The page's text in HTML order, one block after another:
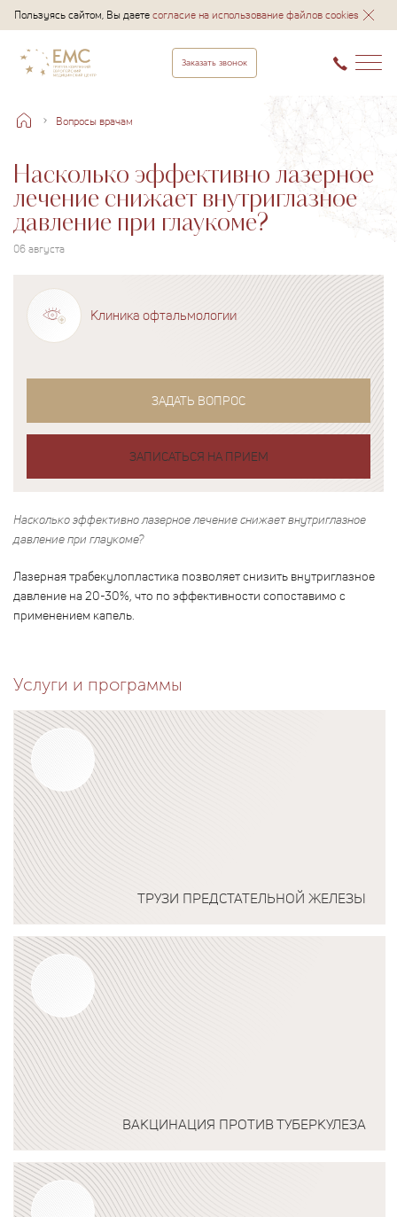
Пользуясь сайтом, Вы даетесогласие на использование файлов cookies
Заказать звонок
Вопросы врачам
Насколько эффективно лазерное
лечение снижает внутриглазное
давление при глаукоме?
06 августа
Клиника офтальмологии
ЗАДАТЬ ВОПРОС
ЗАПИСАТЬСЯ НА ПРИЕМ
Насколько эффективно лазерное лечение снижает внутриглазное
давление при глаукоме?
Лазерная трабекулопластика позволяет снизить внутриглазное
давление на 20-30%, что по эффективности сопоставимо с
применением капель.
Услуги и программы
ТРУЗИ ПРЕДСТАТЕЛЬНОЙ ЖЕЛЕЗЫ
Подробнее о программе
ВАКЦИНАЦИЯ ПРОТИВ ТУБЕРКУЛЕЗА
Подробнее о программе